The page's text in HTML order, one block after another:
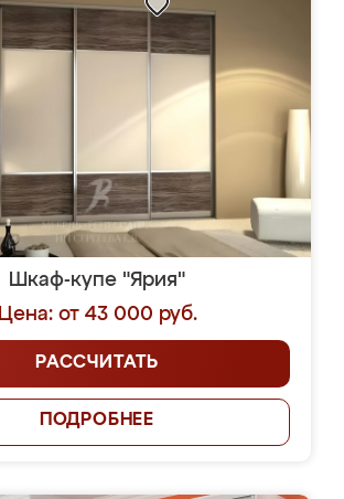
Шкаф-купе "Ярия"
Цена: от 43 000 руб.
РАССЧИТАТЬ
ПОДРОБНЕЕ